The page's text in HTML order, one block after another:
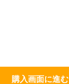
購入画面に進む